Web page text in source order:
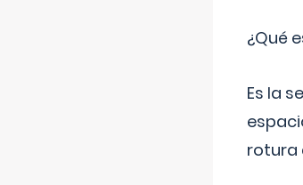
¿Qué
Es la
rotura